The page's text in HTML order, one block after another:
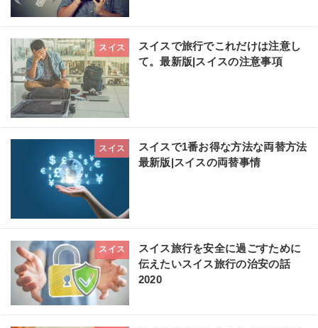
スイス
スイスで旅行でこれだけは注意し
て。最新版|スイスの注意事項
スイス
スイスで1番お得な方法な両替方法
最新版|スイスの両替事情
スイス
スイス旅行を安全に過ごすために
伝えたいスイス旅行の治安の話
2020